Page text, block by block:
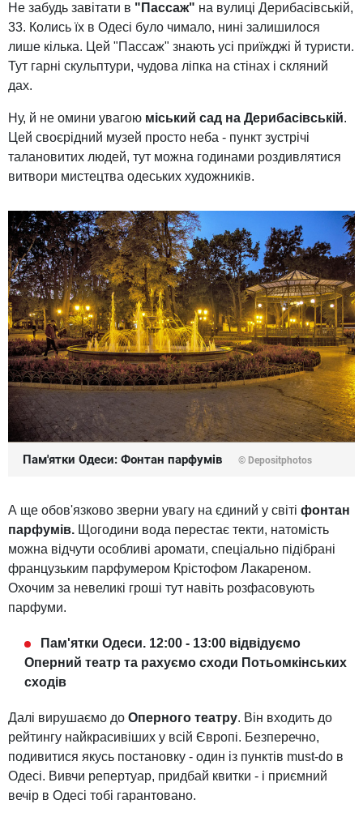
Не забудь завітати в "Пассаж" на вулиці Дерибасівській,
33. Колись їх в Одесі було чимало, нині залишилося
лише кілька. Цей "Пассаж" знають усі приїжджі й туристи.
Тут гарні скульптури, чудова ліпка на стінах і скляний
дах.
Ну, й не омини увагою міський сад на Дерибасівській.
Цей своєрідний музей просто неба - пункт зустрічі
талановитих людей, тут можна годинами роздивлятися
витвори мистецтва одеських художників.
Пам'ятки Одеси: Фонтан парфумів © Depositphotos
А ще обов'язково зверни увагу на єдиний у світі фонтан
парфумів. Щогодини вода перестає текти, натомість
можна відчути особливі аромати, спеціально підібрані
французьким парфумером Крістофом Лакареном.
Охочим за невеликі гроші тут навіть розфасовують
парфуми.
Пам'ятки Одеси. 12:00 - 13:00 відвідуємо
Оперний театр та рахуємо сходи Потьомкінських
сходів
Далі вирушаємо до Оперного театру. Він входить до
рейтингу найкрасивіших у всій Європі. Безперечно,
подивитися якусь постановку - один із пунктів must-do в
Одесі. Вивчи репертуар, придбай квитки - і приємний
вечір в Одесі тобі гарантовано.